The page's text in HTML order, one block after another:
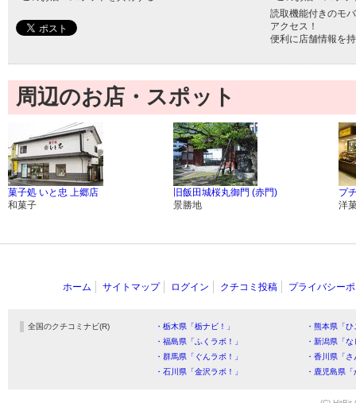
読取機能付きのモ
アクセス！
便利に店舗情報を
周辺のお店・スポット
菓子処 いと忠 上郷店
和菓子
旧飯田城桜丸御門 (赤門)
景勝地
プ
洋
ホーム サイトマップ ログイン クチコミ投稿 プライバシー
全国のクチコミナビ(R) ・栃木県「栃ナビ！」
・熊本県「
・福島県「ふくラボ！」
・新潟県「
・群馬県「ぐんラボ！」
・香川県「
・石川県「金沢ラボ！」
・鹿児島県